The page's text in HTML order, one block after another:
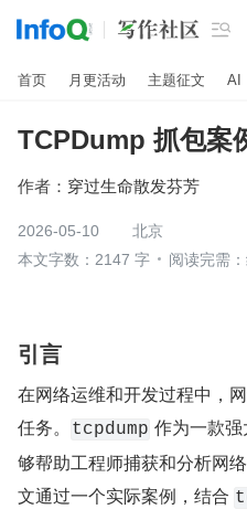

首页 月更活动 主题征文 AI
TCPDump 抓包案
作者： 穿过生命散发芬芳
2026-05-10
北京
本文字数：2147 字
阅读完需
引言
在网络运维和开发过程中，
任务。
tcpdump 作为一款
够帮助工程师捕获和分析网
文通过一个实际案例，结合